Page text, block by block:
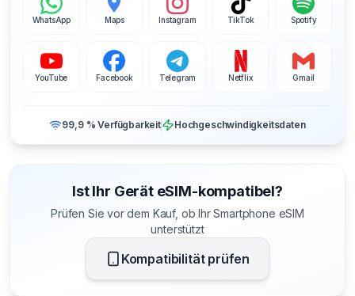
WhatsApp Maps Instagram TikTok Spotify
YouTube Facebook Telegram Netflix Gmail
99,9 % Verfügbarkeit Hochgeschwindigkeitsdaten
Ist Ihr Gerät eSIM-kompatibel?
Prüfen Sie vor dem Kauf, ob Ihr Smartphone eSIM
unterstützt
Kompatibilität prüfen